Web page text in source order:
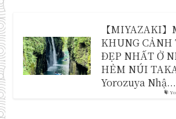
【MIYAZAKI
KHUNG
ĐẸP NHẤT Ở
HẺM NÚI
Yorozuya Nhậ...